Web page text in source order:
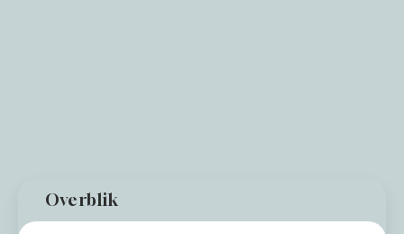
Overblik